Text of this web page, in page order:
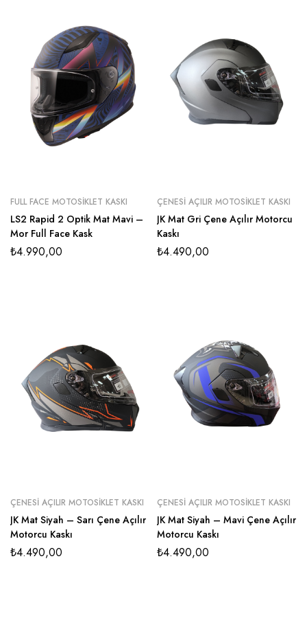
FULL FACE MOTOSIKLET KASKI
LS2 Rapid 2 Optik Mat Mavi –
Mor Full Face Kask
₺4.990,00
ÇENESI AÇILIR MOTOSIKLET KASKI
JK Mat Gri Çene Açılır Motorcu
Kaskı
₺4.490,00
ÇENESI AÇILIR MOTOSIKLET KASKI
JK Mat Siyah – Sarı Çene Açılır
Motorcu Kaskı
₺4.490,00
ÇENESI AÇILIR MOTOSIKLET KASKI
JK Mat Siyah – Mavi Çene Açılır
Motorcu Kaskı
₺4.490,00